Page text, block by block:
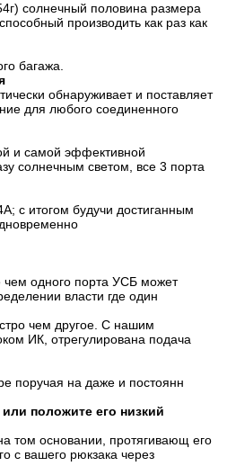
солнечный половина размера
производить как раз как
багажа.
обнаруживает и поставляет
для любого соединенного
и самой эффективной
солнечным светом, все 3 порта
с итогом будучи достиганным
одного порта УСБ может
власти где один
чем другое. С нашим
ИК, отрегулирована подача
поручая на даже и постоянн
положите его низкий
том основании, протягивающ его
с вашего рюкзака через